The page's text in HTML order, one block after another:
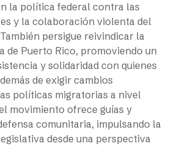
la política federal contra las
y la colaboración violenta del
persigue reivindicar la
de Puerto Rico, promoviendo un
y solidaridad con quienes
de exigir cambios
políticas migratorias a nivel
movimiento ofrece guías y
comunitaria, impulsando la
desde una perspectiva